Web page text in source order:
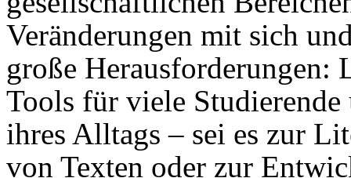
Veränderungen mit sich
große Herausforderungen:
Tools für viele
ihres Alltags – sei es zur
von Texten oder zur